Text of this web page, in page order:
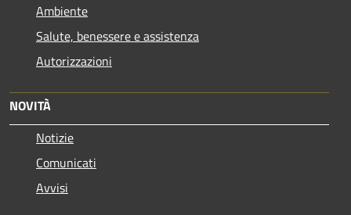
Ambiente
Salute, benessere e assistenza
Autorizzazioni
NOVITÀ
Notizie
Comunicati
Avvisi